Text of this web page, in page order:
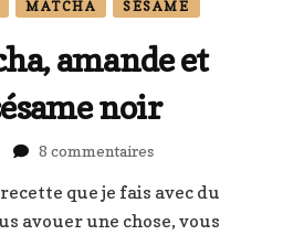
MATCHA SÉSAME
amande et
noir
8 commentairessur
matcha,
amande
que je fais avec du
avouer une chose, vous